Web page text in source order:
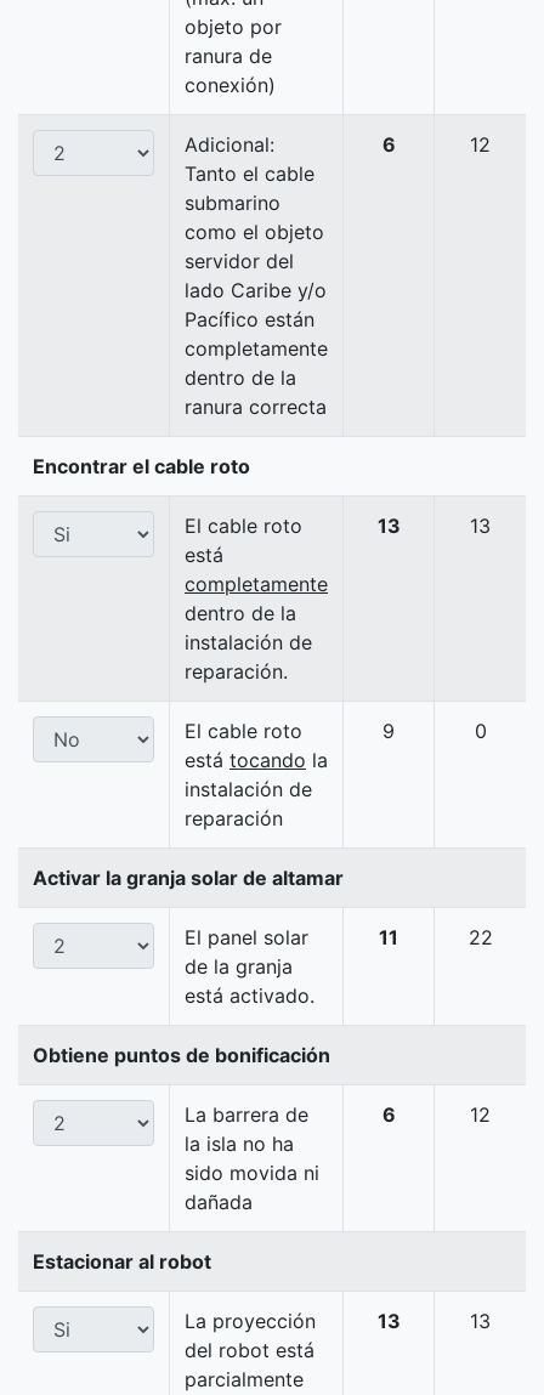
objeto por
ranura de
conexión)
Adicional:
Tanto el cable
submarino
como el objeto
servidor del
lado Caribe y/o
Pacífico están
completamente
dentro de la
ranura correcta
6 12
Encontrar el cable roto
El cable roto
está
completamente
dentro de la
instalación de
reparación.
13 13
El cable roto
está tocando la
instalación de
reparación
9 0
Activar la granja solar de altamar
El panel solar
de la granja
está activado.
11 22
Obtiene puntos de bonificación
La barrera de
la isla no ha
sido movida ni
dañada
6 12
Estacionar al robot
La proyección
del robot está
parcialmente
13 13